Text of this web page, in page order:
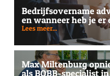
Bedrijfsovername
en wanneer heb je er
Lees meer...
Max Miltenburg
als BOBB-specialist in